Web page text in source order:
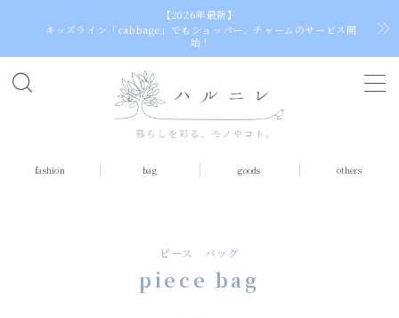
【2026年最新】
キッズライン「cabbage」でもショッパー、チャームのサービス開
始！
MENU
fashion
fashion bag goods others
ピース バッグ
piece bag